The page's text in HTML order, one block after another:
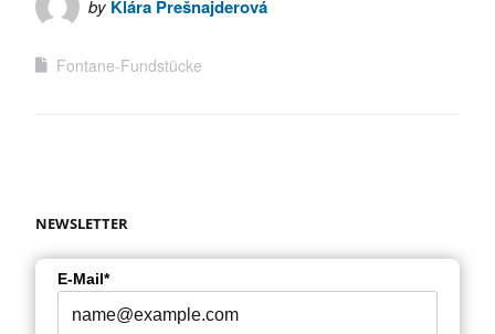
by Klára Prešnajderová
Fontane-Fundstücke
NEWSLETTER
E-Mail*